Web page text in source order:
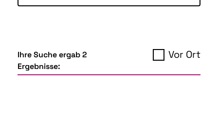
Ihre Suche ergab 2
Ergebnisse:
Vor Ort